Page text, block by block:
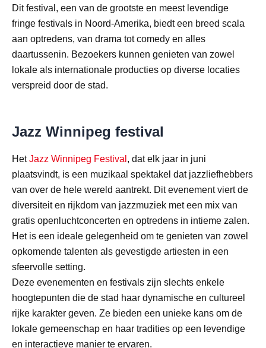
Dit festival, een van de grootste en meest levendige
fringe festivals in Noord-Amerika, biedt een breed scala
aan optredens, van drama tot comedy en alles
daartussenin. Bezoekers kunnen genieten van zowel
lokale als internationale producties op diverse locaties
verspreid door de stad.
Jazz Winnipeg festival
HetJazz Winnipeg Festival , dat elk jaar in juni
plaatsvindt, is een muzikaal spektakel dat jazzliefhebbers
van over de hele wereld aantrekt. Dit evenement viert de
diversiteit en rijkdom van jazzmuziek met een mix van
gratis openluchtconcerten en optredens in intieme zalen.
Het is een ideale gelegenheid om te genieten van zowel
opkomende talenten als gevestigde artiesten in een
sfeervolle setting.
Deze evenementen en festivals zijn slechts enkele
hoogtepunten die de stad haar dynamische en cultureel
rijke karakter geven. Ze bieden een unieke kans om de
lokale gemeenschap en haar tradities op een levendige
en interactieve manier te ervaren.